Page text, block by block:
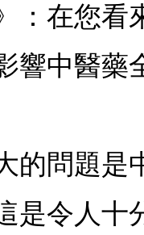
在您看
響中醫藥
問題是
是令人十